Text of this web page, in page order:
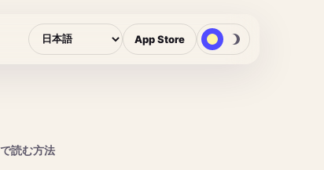
App Store
読む方法